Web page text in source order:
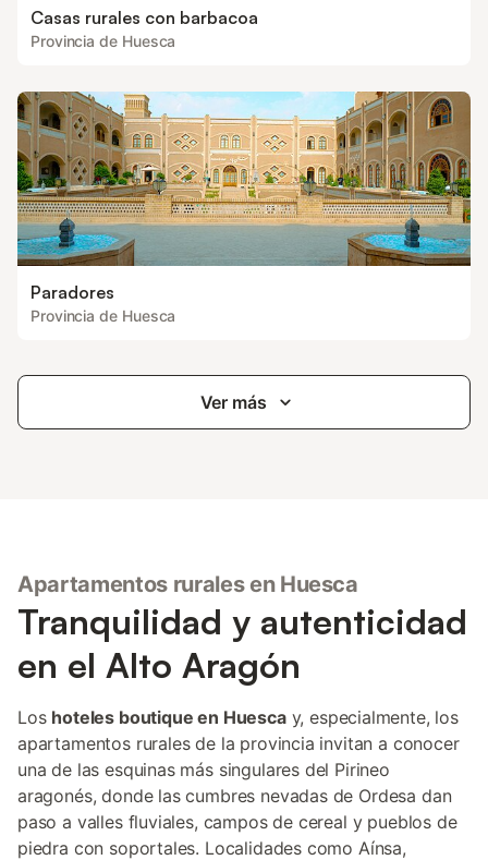
Casas rurales con barbacoa
Provincia de Huesca
Paradores
Provincia de Huesca
Ver más
Apartamentos rurales en Huesca
Tranquilidad y autenticidad
en el Alto Aragón
Los hoteles boutique en Huescay, especialmente, los
apartamentos rurales de la provincia invitan a conocer
una de las esquinas más singulares del Pirineo
aragonés, donde las cumbres nevadas de Ordesa dan
paso a valles fluviales, campos de cereal y pueblos de
piedra con soportales. Localidades como Aínsa,